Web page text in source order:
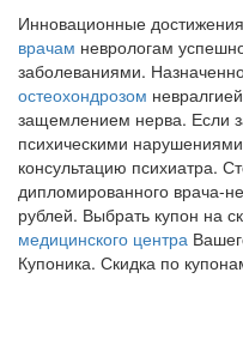
Инновационные
врачам неврологам
заболеваниями.
остеохондрозом
защемлением нерва. Если
психическими
консультацию психиатра.
дипломированного врача-
рублей. Выбрать купон на
медицинского центра
Купоника. Скидка по